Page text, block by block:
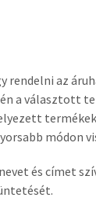
rendelni az
a választott
módon
és címet